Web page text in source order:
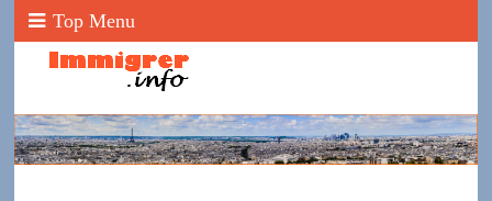
Top Menu